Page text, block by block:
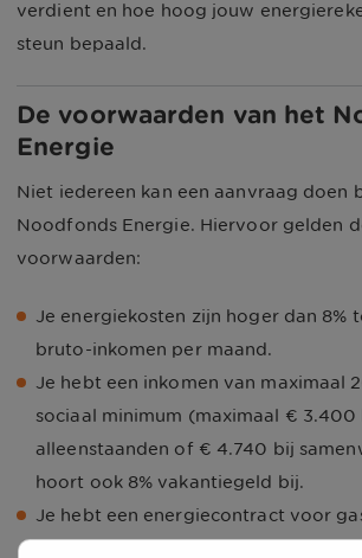
verdient en hoe hoog jouw
steun bepaald.
De voorwaarden van het
Energie
Niet iedereen kan een aanvraag doen
Noodfonds Energie. Hiervoor gelden
voorwaarden:
Je energiekosten zijn hoger dan 8%
bruto-inkomen per maand.
Je hebt een inkomen van maximaal
sociaal minimum (maximaal € 3.400
alleenstaanden of € 4.740 bij
hoort ook 8% vakantiegeld bij.
Je hebt een energiecontract voor